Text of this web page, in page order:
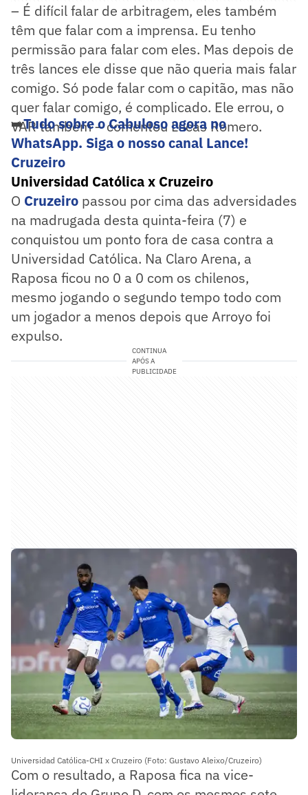
– É difícil falar de arbitragem, eles também
têm que falar com a imprensa. Eu tenho
permissão para falar com eles. Mas depois de
três lances ele disse que não queria mais falar
comigo. Só pode falar com o capitão, mas não
quer falar comigo, é complicado. Ele errou, o
VAR também – comentou Lucas Romero.
➡️Tudo sobre o Cabuloso agora no
WhatsApp. Siga o nosso canal Lance!
Cruzeiro
Universidad Católica x Cruzeiro
O Cruzeiro passou por cima das adversidades
na madrugada desta quinta-feira (7) e
conquistou um ponto fora de casa contra a
Universidad Católica. Na Claro Arena, a
Raposa ficou no 0 a 0 com os chilenos,
mesmo jogando o segundo tempo todo com
um jogador a menos depois que Arroyo foi
expulso.
CONTINUA
APÓS A
PUBLICIDADE
Universidad Católica-CHI x Cruzeiro (Foto: Gustavo Aleixo/Cruzeiro)
Com o resultado, a Raposa fica na vice-